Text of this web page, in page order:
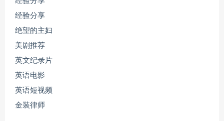
经验分享
绝望的主妇
美剧推荐
英文纪录片
英语电影
英语短视频
金装律师